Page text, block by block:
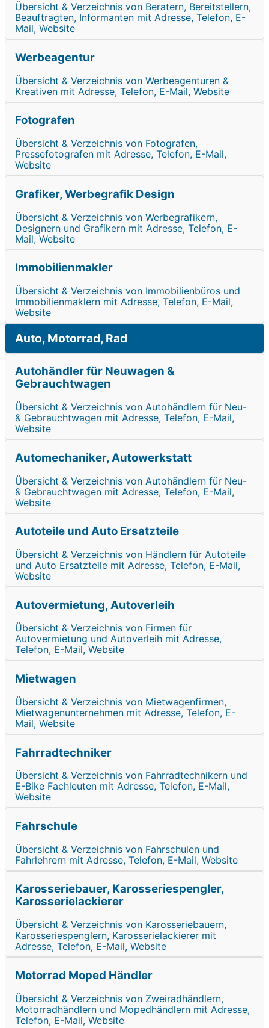
Übersicht & Verzeichnis von Beratern, Bereitstellern,
Beauftragten, Informanten mit Adresse, Telefon, E-
Mail, Website
Werbeagentur
Übersicht & Verzeichnis von Werbeagenturen &
Kreativen mit Adresse, Telefon, E-Mail, Website
Fotografen
Übersicht & Verzeichnis von Fotografen,
Pressefotografen mit Adresse, Telefon, E-Mail,
Website
Grafiker, Werbegrafik Design
Übersicht & Verzeichnis von Werbegrafikern,
Designern und Grafikern mit Adresse, Telefon, E-
Mail, Website
Immobilienmakler
Übersicht & Verzeichnis von Immobilienbüros und
Immobilienmaklern mit Adresse, Telefon, E-Mail,
Website
Auto, Motorrad, Rad
Autohändler für Neuwagen &
Gebrauchtwagen
Übersicht & Verzeichnis von Autohändlern für Neu-
& Gebrauchtwagen mit Adresse, Telefon, E-Mail,
Website
Automechaniker, Autowerkstatt
Übersicht & Verzeichnis von Autohändlern für Neu-
& Gebrauchtwagen mit Adresse, Telefon, E-Mail,
Website
Autoteile und Auto Ersatzteile
Übersicht & Verzeichnis von Händlern für Autoteile
und Auto Ersatzteile mit Adresse, Telefon, E-Mail,
Website
Autovermietung, Autoverleih
Übersicht & Verzeichnis von Firmen für
Autovermietung und Autoverleih mit Adresse,
Telefon, E-Mail, Website
Mietwagen
Übersicht & Verzeichnis von Mietwagenfirmen,
Mietwagenunternehmen mit Adresse, Telefon, E-
Mail, Website
Fahrradtechniker
Übersicht & Verzeichnis von Fahrradtechnikern und
E-Bike Fachleuten mit Adresse, Telefon, E-Mail,
Website
Fahrschule
Übersicht & Verzeichnis von Fahrschulen und
Fahrlehrern mit Adresse, Telefon, E-Mail, Website
Karosseriebauer, Karosseriespengler,
Karosserielackierer
Übersicht & Verzeichnis von Karosseriebauern,
Karosseriespenglern, Karosserielackierer mit
Adresse, Telefon, E-Mail, Website
Motorrad Moped Händler
Übersicht & Verzeichnis von Zweiradhändlern,
Motorradhändlern und Mopedhändlern mit Adresse,
Telefon, E-Mail, Website